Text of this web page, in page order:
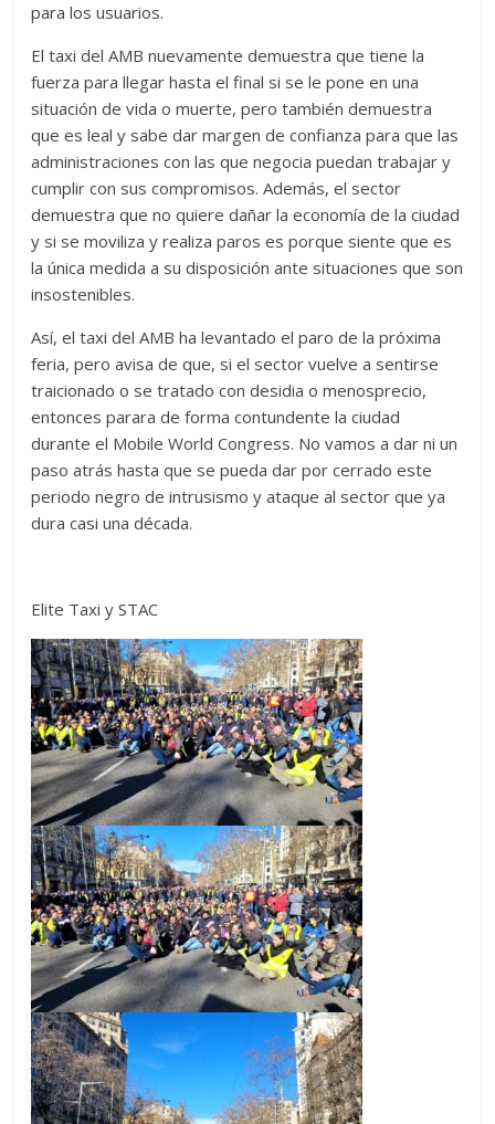
para los usuarios.
El taxi del AMB nuevamente demuestra que tiene la
fuerza para llegar hasta el final si se le pone en una
situación de vida o muerte, pero también demuestra
que es leal y sabe dar margen de confianza para que las
administraciones con las que negocia puedan trabajar y
cumplir con sus compromisos. Además, el sector
demuestra que no quiere dañar la economía de la ciudad
y si se moviliza y realiza paros es porque siente que es
la única medida a su disposición ante situaciones que son
insostenibles.
Así, el taxi del AMB ha levantado el paro de la próxima
feria, pero avisa de que, si el sector vuelve a sentirse
traicionado o se tratado con desidia o menosprecio,
entonces parara de forma contundente la ciudad
durante el Mobile World Congress. No vamos a dar ni un
paso atrás hasta que se pueda dar por cerrado este
periodo negro de intrusismo y ataque al sector que ya
dura casi una década.
Elite Taxi y STAC